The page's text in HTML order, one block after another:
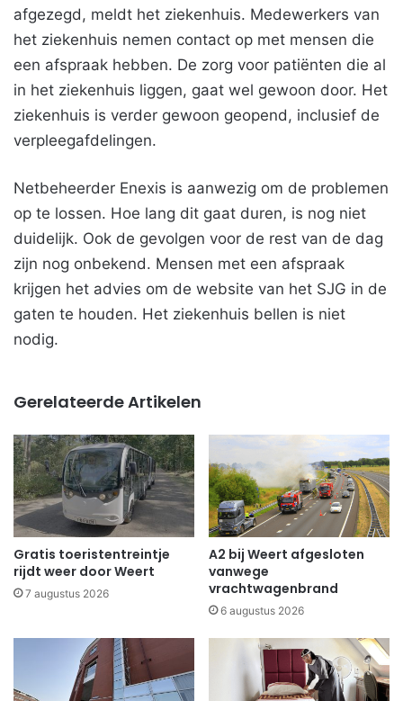
afgezegd, meldt het ziekenhuis. Medewerkers van
het ziekenhuis nemen contact op met mensen die
een afspraak hebben. De zorg voor patiënten die al
in het ziekenhuis liggen, gaat wel gewoon door. Het
ziekenhuis is verder gewoon geopend, inclusief de
verpleegafdelingen.
Netbeheerder Enexis is aanwezig om de problemen
op te lossen. Hoe lang dit gaat duren, is nog niet
duidelijk. Ook de gevolgen voor de rest van de dag
zijn nog onbekend. Mensen met een afspraak
krijgen het advies om de website van het SJG in de
gaten te houden. Het ziekenhuis bellen is niet
nodig.
Gerelateerde Artikelen
Gratis toeristentreintje
rijdt weer door Weert
7 augustus 2026
A2 bij Weert afgesloten
vanwege
vrachtwagenbrand
6 augustus 2026